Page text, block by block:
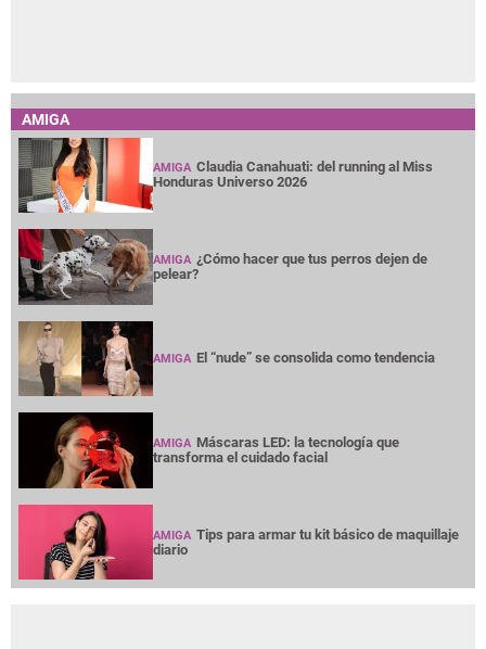
AMIGA
AMIGA Claudia Canahuati: del running al Miss
Honduras Universo 2026
AMIGA ¿Cómo hacer que tus perros dejen de
pelear?
AMIGA El “nude” se consolida como tendencia
AMIGA Máscaras LED: la tecnología que
transforma el cuidado facial
AMIGA Tips para armar tu kit básico de maquillaje
diario